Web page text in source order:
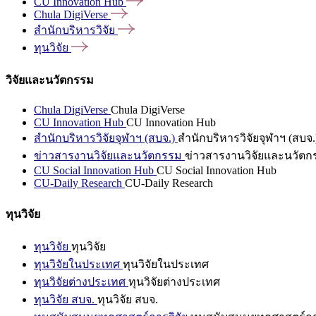
Chula DigiVerse
สำนักบริหารวิจัย
ทุนวิจัย
วิจัยและนวัตกรรม
Chula DigiVerse Chula DigiVerse
CU Innovation Hub CU Innovation Hub
สำนักบริหารวิจัยจุฬาฯ (สบจ.) สำนักบริหารวิจัยจุฬาฯ (สบจ
ข่าวสารงานวิจัยและนวัตกรรม ข่าวสารงานวิจัยและนวัตก
CU Social Innovation Hub CU Social Innovation Hub
CU-Daily Research CU-Daily Research
ทุนวิจัย
ทุนวิจัย ทุนวิจัย
ทุนวิจัยในประเทศ ทุนวิจัยในประเทศ
ทุนวิจัยต่างประเทศ ทุนวิจัยต่างประเทศ
ทุนวิจัย สบจ. ทุนวิจัย สบจ.